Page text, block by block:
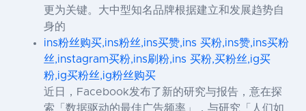
更为关键。大中型知名品牌根据建立和发展趋势自
身的
ins粉丝购买,ins粉丝,ins买赞,ins 买粉,ins赞,ins买粉
丝,instagram买粉,ins刷粉,ins 买粉,买粉丝,ig买
粉,ig买粉丝,ig粉丝购买
近日，Facebook发布了新的研究与报告，意在探
索「数据驱动的最佳广告频率」，与研究「人们如